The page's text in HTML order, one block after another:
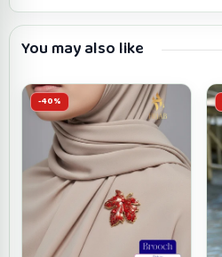
You may also like
-40%